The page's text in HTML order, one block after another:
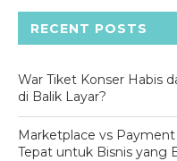
RECENT POSTS
War Tiket Konser Habis
di Balik Layar?
Marketplace vs
Tepat untuk Bisnis yang